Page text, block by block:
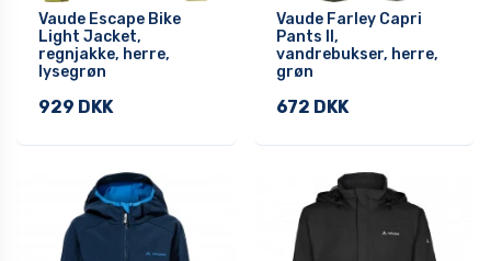
Vaude Escape Bike
Light Jacket,
regnjakke, herre,
lysegrøn
929 DKK
Vaude Farley Capri
Pants II,
vandrebukser, herre,
grøn
672 DKK